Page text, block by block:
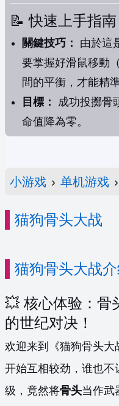
📝 快速上手指南
關鍵技巧：
由於這
要掌握好滑鼠移動
間的平衡，才能精
目標：
成功投擲骨
命值降為零。
小游戏 › 单机游戏 ›
猫狗骨头大战
猫狗骨头大战
💥 核心体验：骨
的世纪对决！
欢迎来到《猫狗骨头大
开始互相较劲，谁也
级，竟然将骨头当作武